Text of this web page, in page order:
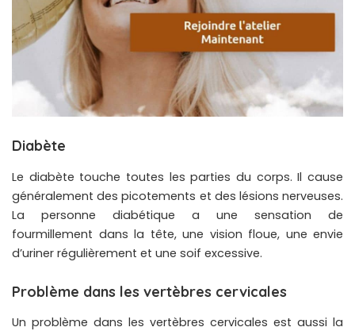
Diabète
Le diabète touche toutes les parties du corps. Il cause
généralement des picotements et des lésions nerveuses.
La personne diabétique a une sensation de
fourmillement dans la tête, une vision floue, une envie
d’uriner régulièrement et une soif excessive.
Problème dans les vertèbres cervicales
Un problème dans les vertèbres cervicales est aussi la